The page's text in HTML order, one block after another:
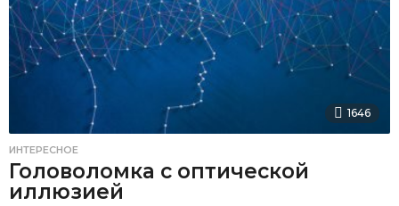
1646
ИНТЕРЕСНОЕ
Головоломка с оптической
иллюзией